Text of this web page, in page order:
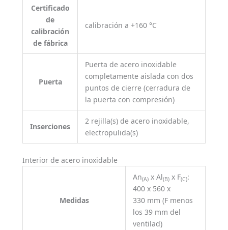
Certificado
de
calibración
de fábrica
calibración a +160 °C
Puerta
Puerta de acero inoxidable
completamente aislada con dos
puntos de cierre (cerradura de
la puerta con compresión)
Inserciones
2 rejilla(s) de acero inoxidable,
electropulida(s)
Interior de acero inoxidable
Medidas
An(A) x Al(B) x F(C):
400 x 560 x
330 mm (F menos
los 39 mm del
ventilad)